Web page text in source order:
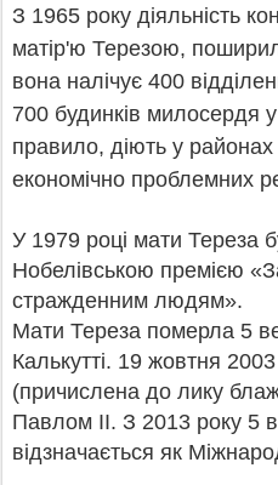
З 1965 року діяльність
матір'ю Терезою,
вона налічує 400
700 будинків милосердя у
правило, діють у районах
економічно проблемних
У 1979 році мати Тереза
Нобелівською премією
стражденним людям».
Мати Тереза померла 5
Калькутті. 19 жовтня
(причислена до лику
Павлом II. З 2013 року 5
відзначається як